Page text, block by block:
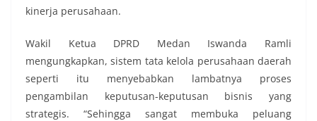
kinerja perusahaan.
Wakil Ketua DPRD Medan Iswanda Ramli
mengungkapkan, sistem tata kelola perusahaan daerah
seperti itu menyebabkan lambatnya proses
pengambilan keputusan-keputusan bisnis yang
strategis. “Sehingga sangat membuka peluang